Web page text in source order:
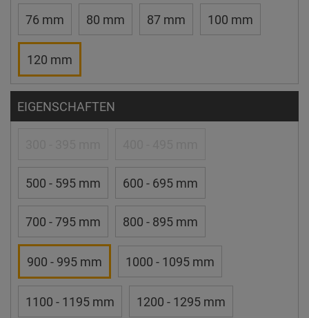
76 mm 80 mm 87 mm 100 mm
120 mm
EIGENSCHAFTEN
500 - 595 mm 600 - 695 mm
700 - 795 mm 800 - 895 mm
900 - 995 mm 1000 - 1095 mm
1100 - 1195 mm 1200 - 1295 mm